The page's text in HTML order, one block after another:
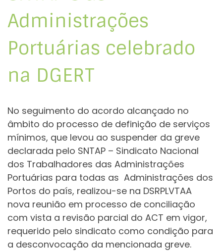
Administrações
Portuárias celebrado
na DGERT
No seguimento do acordo alcançado no
âmbito do processo de definição de serviços
mínimos, que levou ao suspender da greve
declarada pelo SNTAP – Sindicato Nacional
dos Trabalhadores das Administrações
Portuárias para todas as Administrações dos
Portos do país, realizou-se na DSRPLVTAA
nova reunião em processo de conciliação
com vista a revisão parcial do ACT em vigor,
requerido pelo sindicato como condição para
a desconvocação da mencionada greve.